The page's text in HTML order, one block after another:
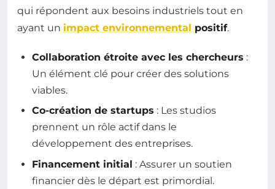
qui répondent aux besoins industriels tout en
ayant un impact environnemental positif.
Collaboration étroite avec les chercheurs :
Un élément clé pour créer des solutions
viables.
Co-création de startups : Les studios
prennent un rôle actif dans le
développement des entreprises.
Financement initial : Assurer un soutien
financier dès le départ est primordial.